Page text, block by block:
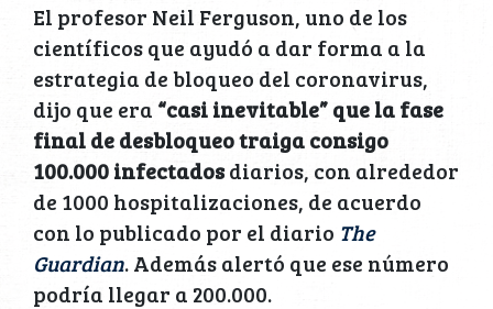
El profesor Neil Ferguson, uno de los
científicos que ayudó a dar forma a la
estrategia de bloqueo del coronavirus,
dijo que era “casi inevitable” que la fase
final de desbloqueo traiga consigo
100.000 infectadosdiarios, con alrededor
de 1000 hospitalizaciones, de acuerdo
con lo publicado por el diario The
Guardian. Además alertó que ese número
podría llegar a 200.000.